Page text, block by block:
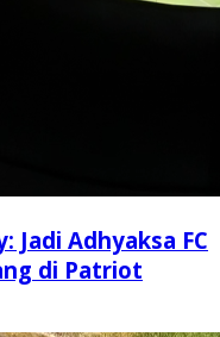
Jadi Adhyaksa FC
di Patriot